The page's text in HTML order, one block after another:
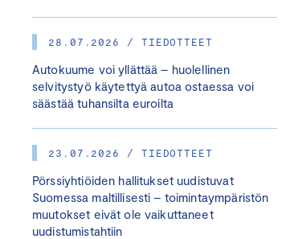
28.07.2026 / TIEDOTTEET
Autokuume voi yllättää – huolellinen
selvitystyö käytettyä autoa ostaessa voi
säästää tuhansilta euroilta
23.07.2026 / TIEDOTTEET
Pörssiyhtiöiden hallitukset uudistuvat
Suomessa maltillisesti – toimintaympäristön
muutokset eivät ole vaikuttaneet
uudistumistahtiin